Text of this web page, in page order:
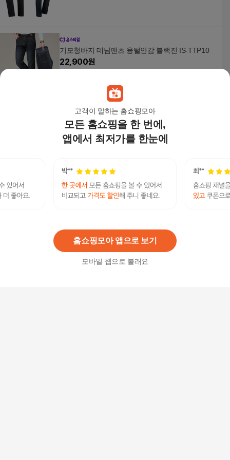
고객이 말하는 홈쇼핑모아
모든 홈쇼핑을 한 번에,
앱에서 최저가를 한눈에
홈쇼핑모아 앱으로 보기
모바일 웹으로 볼래요
기모청바지 데님팬츠 융털안감 블랙진 IS-TTP10
22,900원
[기타브랜드]남자 테이퍼드 중년 스판 기모 중청 블
랙 데님 청바
93,900 원
리바이스 청바지 스트레이트 진 여름 여성 데님팬
31%68,000원